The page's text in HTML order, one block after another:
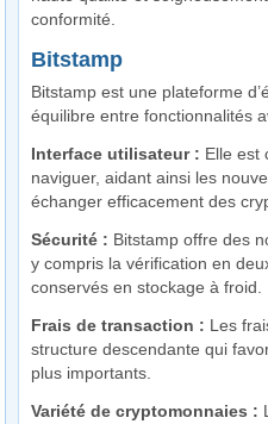
conformité.
Bitstamp
Bitstamp est une plateforme
équilibre entre fonctionnalités
Interface utilisateur : Elle est
naviguer, aidant ainsi les
échanger efficacement des
Sécurité : Bitstamp offre des
y compris la vérification en
conservés en stockage à froid.
Frais de transaction : Les
structure descendante qui
plus importants.
Variété de cryptomonnaies :